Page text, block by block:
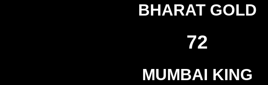
BHARAT GOLD
72
MUMBAI KING